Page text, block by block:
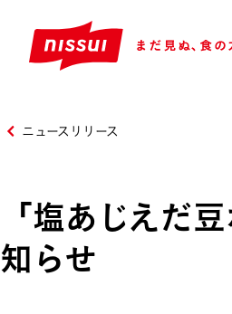
ニュースリリース
「塩あじえだ
知らせ